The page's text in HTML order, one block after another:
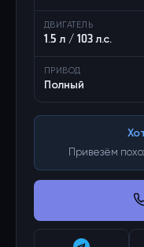
ДВИГАТЕЛЬ
1.5 л / 103 л.с.
ПРИВОД
Полный
Привезём